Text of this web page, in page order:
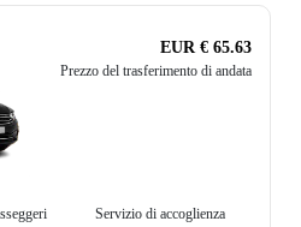
EUR € 65.63
Prezzo del trasferimento di andata
Servizio di accoglienza